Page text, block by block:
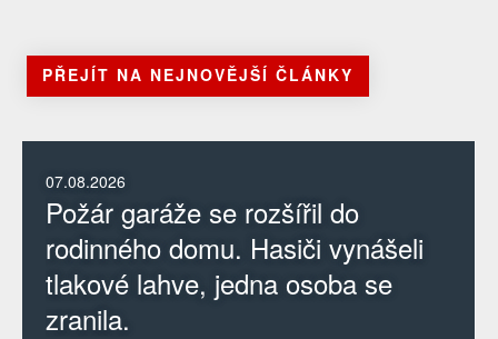
PŘEJÍT NA NEJNOVĚJŠÍ ČLÁNKY
07.08.2026
Požár garáže se rozšířil do
rodinného domu. Hasiči vynášeli
tlakové lahve, jedna osoba se
zranila.